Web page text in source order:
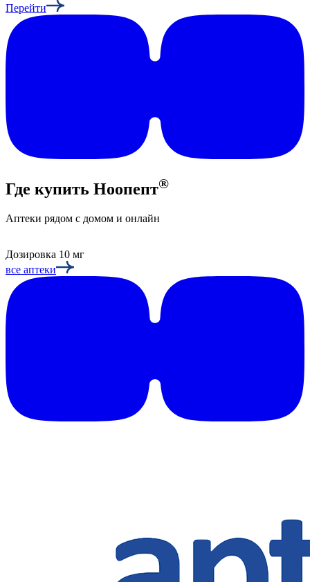
Перейти
Где купить Ноопепт®
Аптеки рядом с домом и онлайн
Дозировка 10 мг
все аптеки